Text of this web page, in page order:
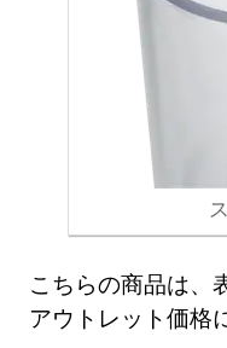
こちらの商品は、
アウトレット価格